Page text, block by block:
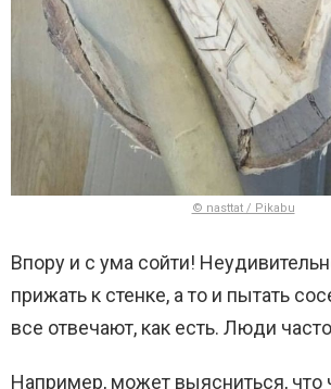
© nasttat / Pikabu
Впору и с ума сойти!
прижать к стенке, а то и пытать
все отвечают, как есть. Люди
Например, может выясниться, что